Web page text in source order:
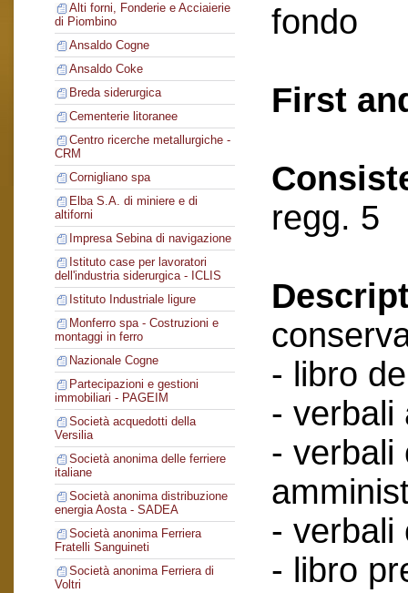
Alti forni, Fonderie e Acciaierie
di Piombino
Ansaldo Cogne
Ansaldo Coke
Breda siderurgica
Cementerie litoranee
Centro ricerche metallurgiche -
CRM
Cornigliano spa
Elba S.A. di miniere e di
altiforni
Impresa Sebina di navigazione
Istituto case per lavoratori
dell'industria siderurgica - ICLIS
Istituto Industriale ligure
Monferro spa - Costruzioni e
montaggi in ferro
Nazionale Cogne
Partecipazioni e gestioni
immobiliari - PAGEIM
Società acquedotti della
Versilia
Società anonima delle ferriere
italiane
Società anonima distribuzione
energia Aosta - SADEA
Società anonima Ferriera
Fratelli Sanguineti
Società anonima Ferriera di
Voltri
fondo
First
regg. 5
- libro
- verbali
- verbali
- verbali
- libro